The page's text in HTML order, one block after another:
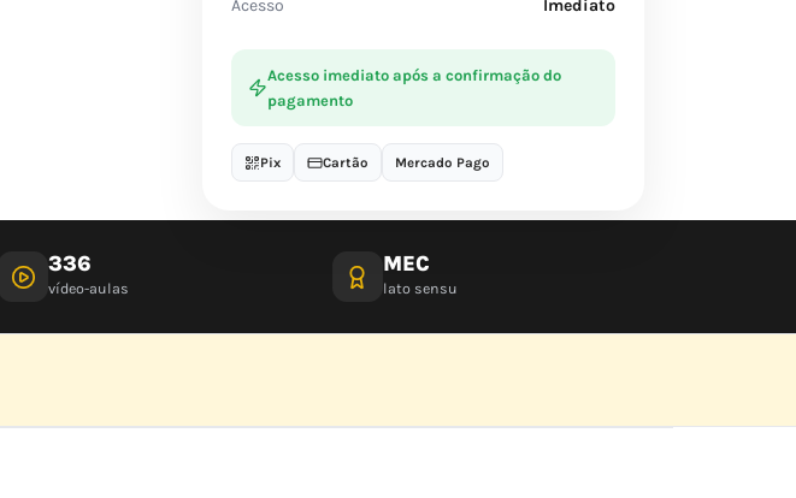
Acesso Imediato
Acesso imediato após a confirmação do
pagamento
Pix Cartão Mercado Pago
336
vídeo-aulas
MEC
lato sensu